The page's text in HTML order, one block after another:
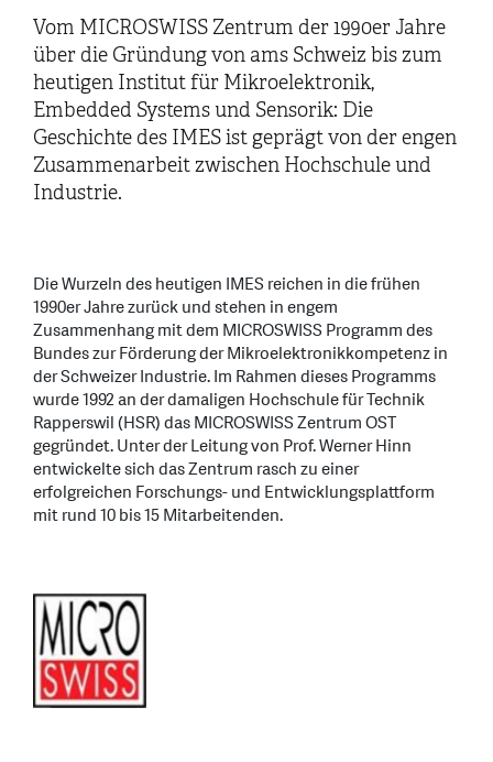
Vom MICROSWISS Zentrum der 1990er Jahre
über die Gründung von ams Schweiz bis zum
heutigen Institut für Mikroelektronik,
Embedded Systems und Sensorik: Die
Geschichte des IMES ist geprägt von der engen
Zusammenarbeit zwischen Hochschule und
Industrie.
Die Wurzeln des heutigen IMES reichen in die frühen
1990er Jahre zurück und stehen in engem
Zusammenhang mit dem MICROSWISS Programm des
Bundes zur Förderung der Mikroelektronikkompetenz in
der Schweizer Industrie. Im Rahmen dieses Programms
wurde 1992 an der damaligen Hochschule für Technik
Rapperswil (HSR) das MICROSWISS Zentrum OST
gegründet. Unter der Leitung von Prof. Werner Hinn
entwickelte sich das Zentrum rasch zu einer
erfolgreichen Forschungs- und Entwicklungsplattform
mit rund 10 bis 15 Mitarbeitenden.